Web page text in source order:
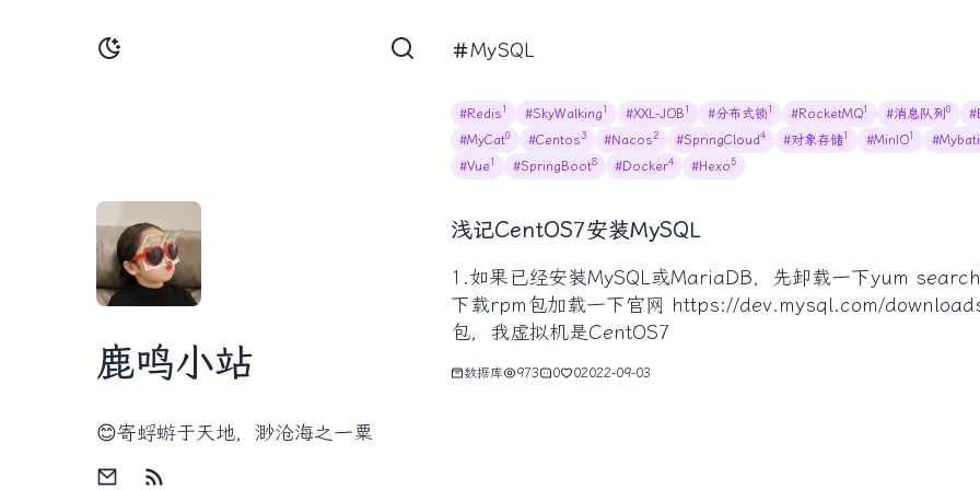
鹿鸣小站
😊寄蜉蝣于天地，渺沧海之一粟
MySQL
#Redis 1 #SkyWalking 1 #XXL-JOB 1 #分布式锁 1 #RocketMQ1 #消息队列 0
#MyCat0 #Centos3 #Nacos 2 #SpringCloud4 #对象存储1 #MinIO1
#Vue 1 #SpringBoot8 #Docker4 #Hexo5
浅记CentOS7安装MySQL
1.如果已经安装MySQL或MariaDB，先卸载一下yum
下载rpm包加载一下官网 https://dev.mysql.com/downloads/repo/yum/下载对应操作系统的安装
包，我虚拟机是CentOS7
数据库 973 0 02022-09-03